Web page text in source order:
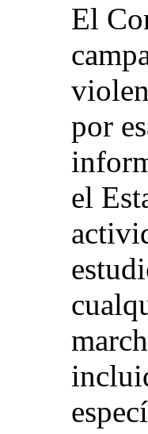
El
por
el